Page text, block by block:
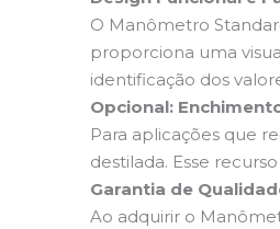
O Manômetro
proporciona uma
identificação dos
Opcional:
Para aplicações que
destilada. Esse
Garantia de
Ao adquirir o